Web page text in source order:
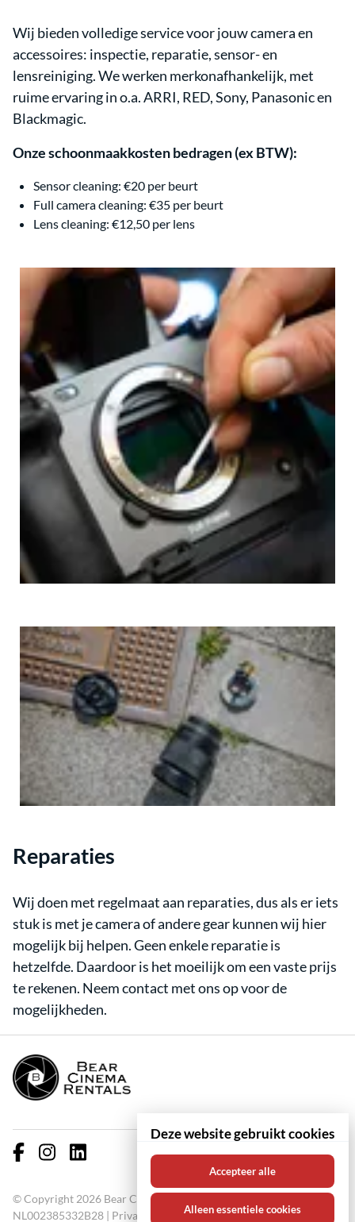
Wij bieden volledige service voor jouw camera en
accessoires: inspectie, reparatie, sensor- en
lensreiniging. We werken merkonafhankelijk, met
ruime ervaring in o.a. ARRI, RED, Sony, Panasonic en
Blackmagic.
Onze schoonmaakkosten bedragen (ex BTW):
Sensor cleaning: €20 per beurt
Full camera cleaning: €35 per beurt
Lens cleaning: €12,50 per lens
Reparaties
Wij doen met regelmaat aan reparaties, dus als er iets
stuk is met je camera of andere gear kunnen wij hier
mogelijk bij helpen. Geen enkele reparatie is
hetzelfde. Daardoor is het moeilijk om een vaste prijs
te rekenen. Neem contact met ons op voor de
mogelijkheden.
© Copyright 2026 Bear Cinema Rentals KVK: 67000711 BTW:
NL002385332B28 | Privacy policy
Deze website gebruikt cookies
Accepteer alle
Alleen essentiele cookies